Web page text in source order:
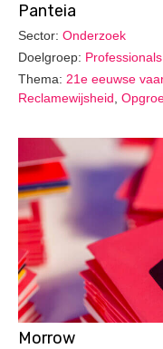
Panteia
Sector: Onderzoek
Doelgroep: Professionals
Thema: 21e eeuwse
Reclamewijsheid
Morrow